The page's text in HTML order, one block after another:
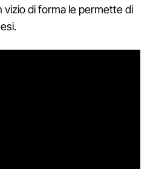
vizio di forma le permette di